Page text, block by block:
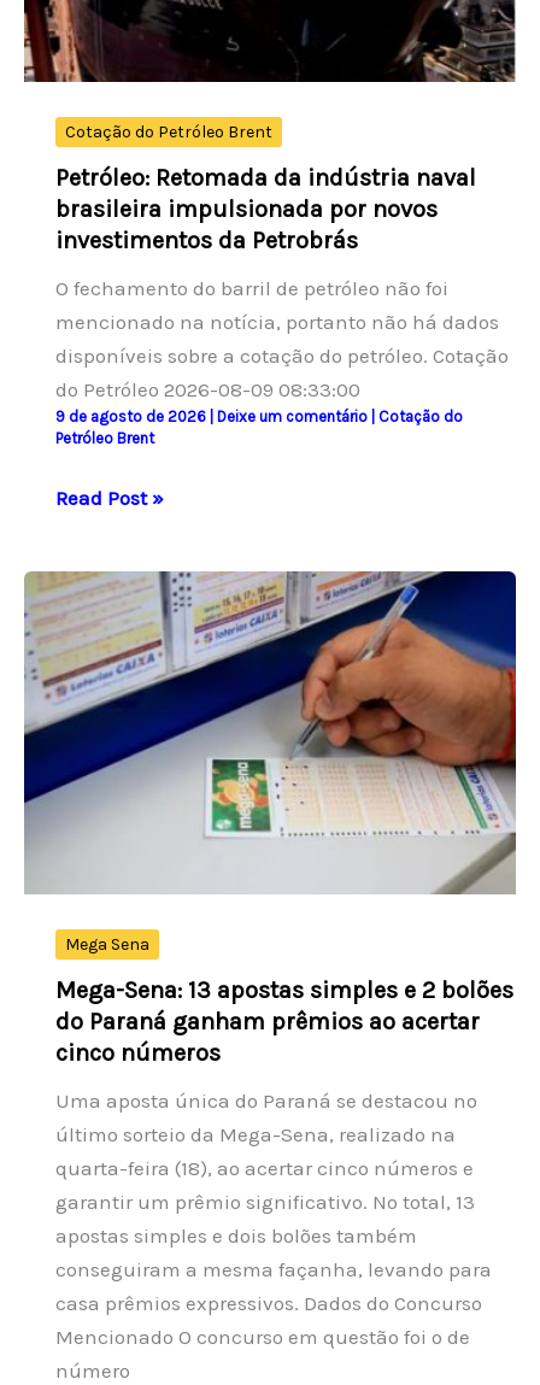
exigências
da
legislação
deCotação do Petróleo Brent
Petróleo: Retomada da indústria naval
brasileira impulsionada por novos
investimentos da Petrobrás
O fechamento do barril de petróleo não foi
mencionado na notícia, portanto não há dados
disponíveis sobre a cotação do petróleo. Cotação
do Petróleo 2026-08-09 08:33:00
9 de agosto de 2026 Deixe um comentário
Cotação do
Petróleo Brent
Petróleo:
indústria
naval
brasileira
impulsionada
por
novos
Read Post »
Mega Sena
Mega-Sena: 13 apostas simples e 2 bolões
do Paraná ganham prêmios ao acertar
cinco números
Uma aposta única do Paraná se destacou no
último sorteio da Mega-Sena, realizado na
quarta-feira (18), ao acertar cinco números e
garantir um prêmio significativo. No total, 13
apostas simples e dois bolões também
conseguiram a mesma façanha, levando para
casa prêmios expressivos. Dados do Concurso
Mencionado O concurso em questão foi o de
número